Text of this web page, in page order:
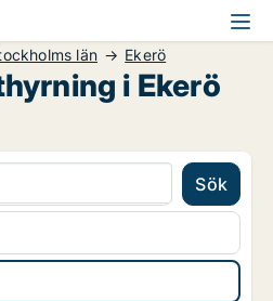
län Ekerö
i Ekerö
Sök